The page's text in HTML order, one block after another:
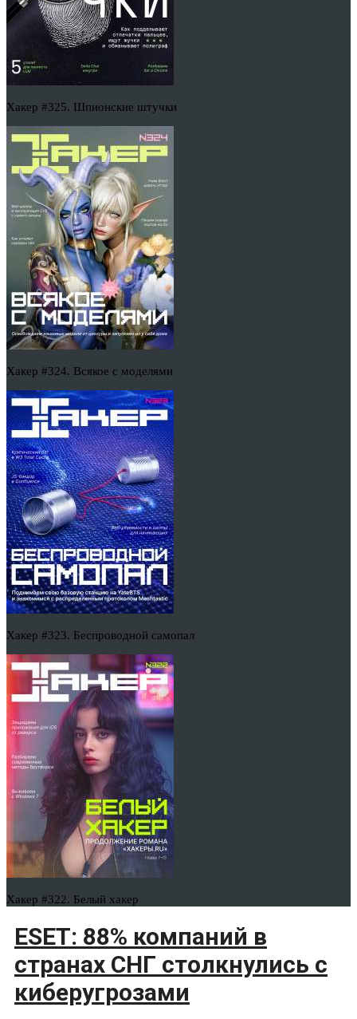
Хакер #325. Шпионские штучки
Хакер #324. Всякое с моделями
Хакер #323. Беспроводной самопал
Хакер #322. Белый хакер
ESET: 88% компаний в
странах СНГ столкнулись с
киберугрозами